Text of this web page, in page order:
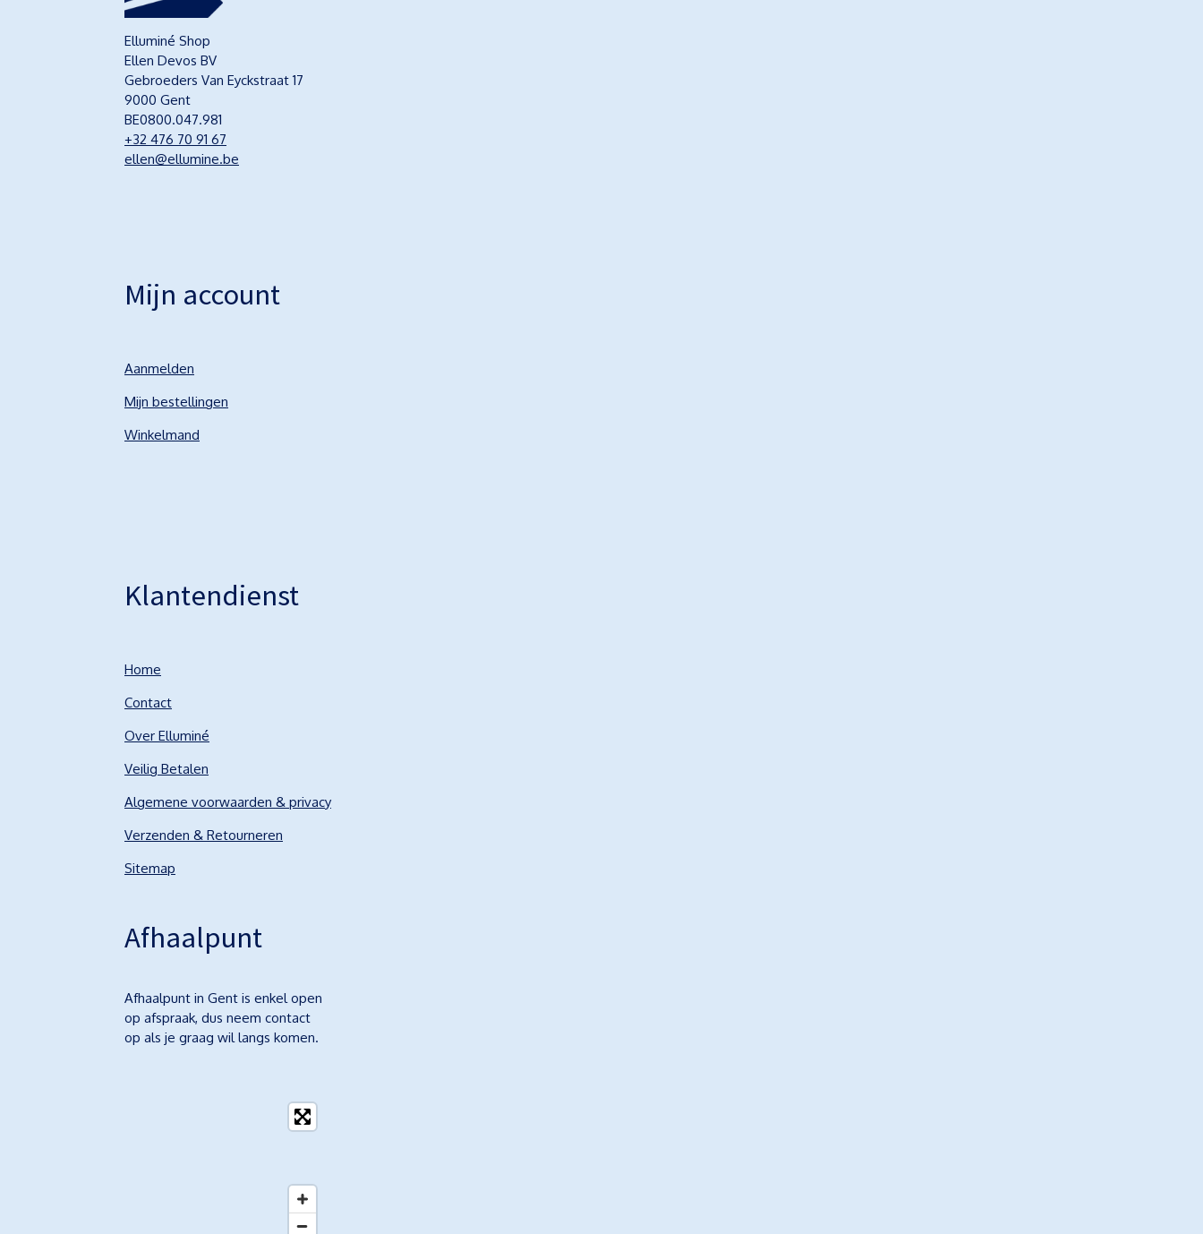
Elluminé Shop
Ellen Devos BV
Gebroeders Van Eyckstraat 17
9000 Gent
BE0800.047.981
+32 476 70 91 67
ellen@ellumine.be
Mijn account
Aanmelden
Mijn bestellingen
Winkelmand
Klantendienst
Home
Contact
Over Elluminé
Veilig Betalen
Algemene voorwaarden & privacy
Verzenden & Retourneren
Sitemap
Afhaalpunt
Afhaalpunt in Gent is enkel open
op afspraak, dus neem contact
op als je graag wil langs komen.